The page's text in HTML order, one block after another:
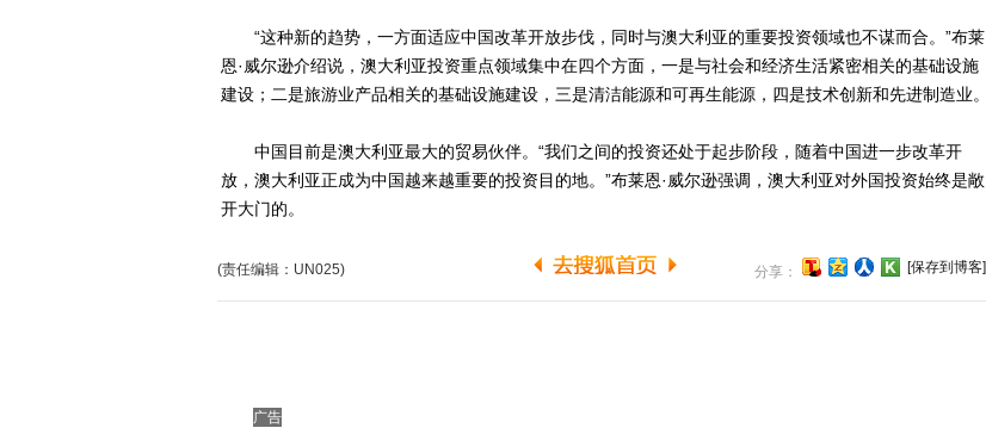
“这种新的趋势，一方面适应中国改革开放步伐，同时与澳大利亚的重要投资领域也不谋而合。”布莱
恩·威尔逊介绍说，澳大利亚投资重点领域集中在四个方面，一是与社会和经济生活紧密相关的基础设施
建设；二是旅游业产品相关的基础设施建设，三是清洁能源和可再生能源，四是技术创新和先进制造业。
中国目前是澳大利亚最大的贸易伙伴。“我们之间的投资还处于起步阶段，随着中国进一步改革开
放，澳大利亚正成为中国越来越重要的投资目的地。”布莱恩·威尔逊强调，澳大利亚对外国投资始终是敞
开大门的。
(责任编辑：UN025) 分享： [保存到博客]
广告